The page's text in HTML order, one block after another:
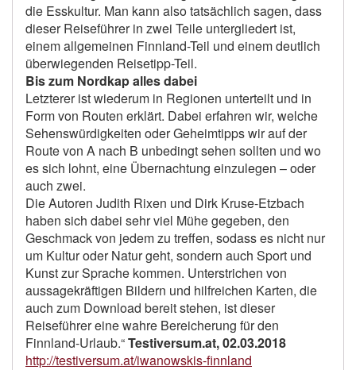
die Esskultur. Man kann also tatsächlich sagen, dass
dieser Reiseführer in zwei Teile untergliedert ist,
einem allgemeinen Finnland-Teil und einem deutlich
überwiegenden Reisetipp-Teil.
Bis zum Nordkap alles dabei
Letzterer ist wiederum in Regionen unterteilt und in
Form von Routen erklärt. Dabei erfahren wir, welche
Sehenswürdigkeiten oder Geheimtipps wir auf der
Route von A nach B unbedingt sehen sollten und wo
es sich lohnt, eine Übernachtung einzulegen – oder
auch zwei.
Die Autoren Judith Rixen und Dirk Kruse-Etzbach
haben sich dabei sehr viel Mühe gegeben, den
Geschmack von jedem zu treffen, sodass es nicht nur
um Kultur oder Natur geht, sondern auch Sport und
Kunst zur Sprache kommen. Unterstrichen von
aussagekräftigen Bildern und hilfreichen Karten, die
auch zum Download bereit stehen, ist dieser
Reiseführer eine wahre Bereicherung für den
Finnland-Urlaub.“Testiversum.at, 02.03.2018
http://testiversum.at/iwanowskis-finnland